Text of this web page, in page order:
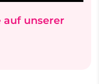
auf unserer